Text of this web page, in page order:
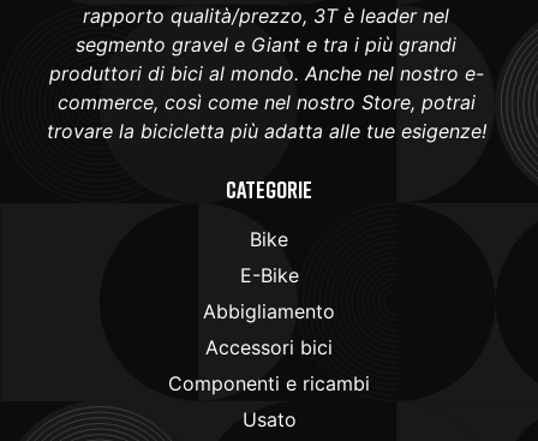
rapporto qualità/prezzo, 3T è leader nel
segmento gravel e Giant e tra i più grandi
produttori di bici al mondo. Anche nel nostro e-
commerce, così come nel nostro Store, potrai
trovare la bicicletta più adatta alle tue esigenze!
Categorie
Bike
E-Bike
Abbigliamento
Accessori bici
Componenti e ricambi
Usato